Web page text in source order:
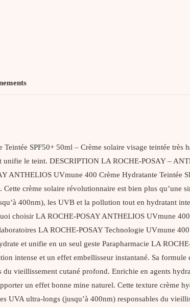
SPF50+ 50ml – Crème solaire visage teintée très
le teint. DESCRIPTION LA ROCHE-POSAY –
ANTHELIOS UVmune 400 Crème Hydratante Teintée
crème solaire révolutionnaire est bien plus qu’une
400nm), les UVB et la pollution tout en hydratant
choisir LA ROCHE-POSAY ANTHELIOS UVmune
LA ROCHE-POSAY Technologie UVmune
et unifie en un seul geste Parapharmacie LA
intense et un effet embellisseur instantané. Sa
vieillissement cutané profond. Enrichie en agents
un effet bonne mine naturel. Cette texture crème
UVA ultra-longs (jusqu’à 400nm) responsables du